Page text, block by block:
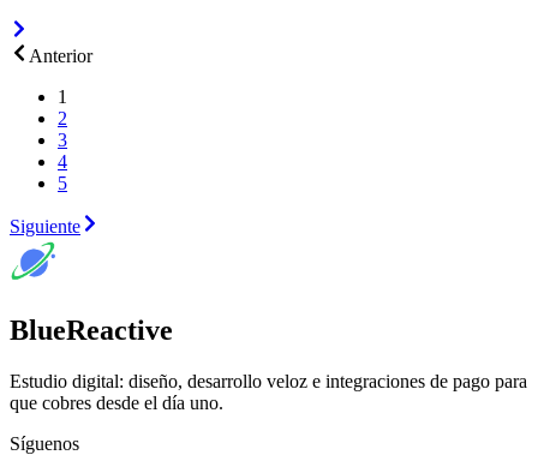
Anterior
1
2
3
4
5
Siguiente
BlueReactive
Estudio digital: diseño, desarrollo veloz e integraciones de pago para
que cobres desde el día uno.
Síguenos